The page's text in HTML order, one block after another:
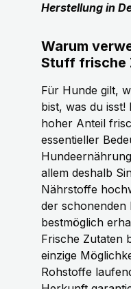
Herstellung in
Warum
Stuff frische
Für Hunde gilt,
bist, was du isst!
hoher Anteil
essentieller
allem deshalb
Nährstoffe
der schonenden
bestmöglich
Frische Zutaten
einzige
Rohstoffe